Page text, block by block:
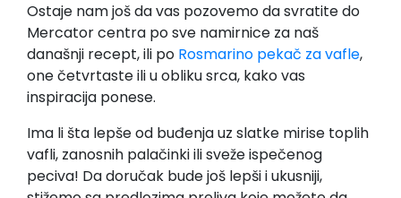
Ostaje nam još da vas pozovemo da svratite do
Mercator centra po sve namirnice za naš
današnji recept, ili po Rosmarino pekač za vafle,
one četvrtaste ili u obliku srca, kako vas
inspiracija ponese.
Ima li šta lepše od buđenja uz slatke mirise toplih
vafli, zanosnih palačinki ili sveže ispečenog
peciva! Da doručak bude još lepši i ukusniji,